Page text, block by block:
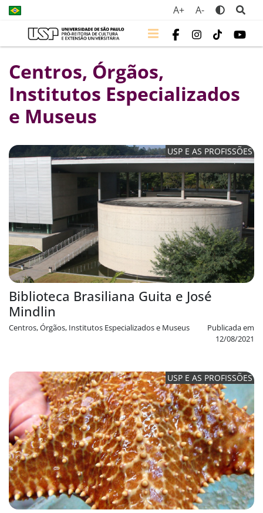
A+ A-
Centros, Órgãos,
Institutos Especializados
e Museus
USP E AS PROFISSÕES
Biblioteca Brasiliana Guita e José
Mindlin
Publicada em
12/08/2021
Centros, Órgãos, Institutos Especializados e Museus
USP E AS PROFISSÕES